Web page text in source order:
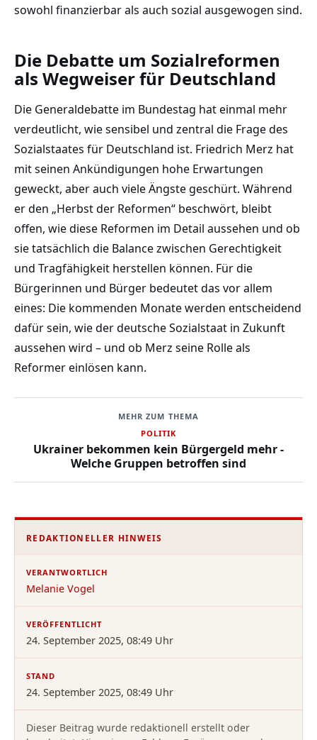
sowohl finanzierbar als auch sozial ausgewogen sind.
Die Debatte um Sozialreformen
als Wegweiser für Deutschland
Die Generaldebatte im Bundestag hat einmal mehr
verdeutlicht, wie sensibel und zentral die Frage des
Sozialstaates für Deutschland ist. Friedrich Merz hat
mit seinen Ankündigungen hohe Erwartungen
geweckt, aber auch viele Ängste geschürt. Während
er den „Herbst der Reformen“ beschwört, bleibt
offen, wie diese Reformen im Detail aussehen und ob
sie tatsächlich die Balance zwischen Gerechtigkeit
und Tragfähigkeit herstellen können. Für die
Bürgerinnen und Bürger bedeutet das vor allem
eines: Die kommenden Monate werden entscheidend
dafür sein, wie der deutsche Sozialstaat in Zukunft
aussehen wird – und ob Merz seine Rolle als
Reformer einlösen kann.
MEHR ZUM THEMA
POLITIK
Ukrainer bekommen kein Bürgergeld mehr -
Welche Gruppen betroffen sind
REDAKTIONELLER HINWEIS
VERANTWORTLICH
Melanie Vogel
VERÖFFENTLICHT
24. September 2025, 08:49 Uhr
STAND
24. September 2025, 08:49 Uhr
Dieser Beitrag wurde redaktionell erstellt oder